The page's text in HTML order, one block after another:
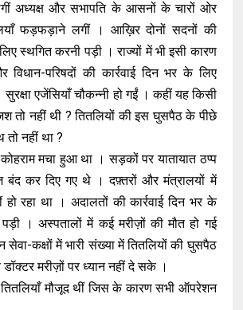
अध्यक्ष और सभापति के आसनों के चारों ओर
फड़फड़ाने लगीं । आख़िर दोनों सदनों की
स्थगित करनी पड़ी । राज्यों में भी इसी कारण
परिषदों की कार्रवाई दिन भर के लिए
एजेंसियाँ चौकन्नी हो गईं । कहीं यह किसी
तो नहीं थी ? तितलियों की इस घुसपैठ के पीछे
तो नहीं था ?
मचा हुआ था । सड़कों पर यातायात ठप्प
कर दिए गए थे । दफ़्तरों और मंत्रालयों में
रहा था । अदालतों की कार्रवाई दिन भर के
। अस्पतालों में कई मरीज़ों की मौत हो गई
सेवा-कक्षों में भारी संख्या में तितलियों की घुसपैठ
मरीज़ों पर ध्यान नहीं दे सके ।
मौजूद थीं जिस के कारण सभी ऑपरेशन